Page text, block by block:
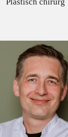
Piatkowski de